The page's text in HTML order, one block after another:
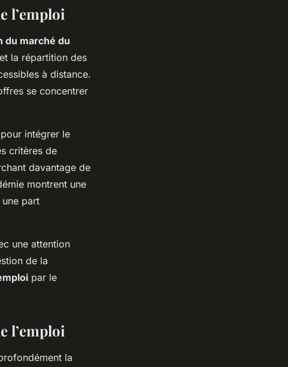
l’emploi
du marché du
la répartition des
à distance.
se concentrer
intégrer le
critères de
davantage de
montrent une
part
une attention
de la
par le
l’emploi
la